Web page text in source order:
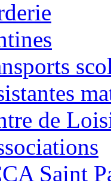
de
Saint